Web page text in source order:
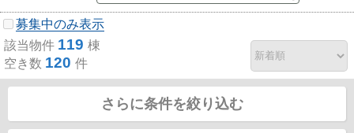
募集中のみ表示
該当物件 119 棟
空き数 120 件
さらに条件を絞り込む